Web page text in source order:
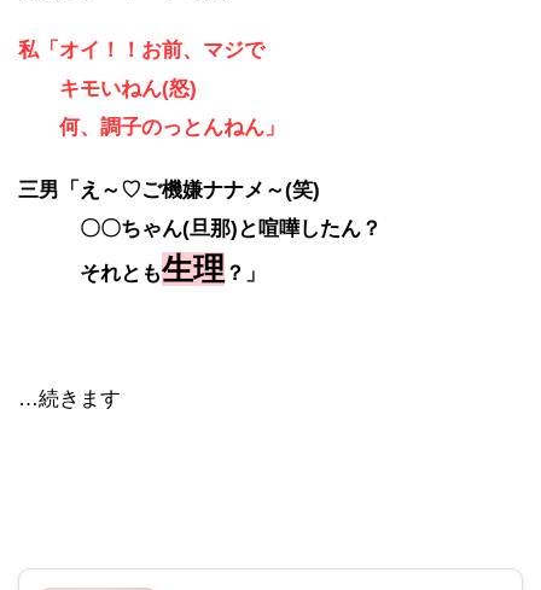
私「オイ！！お前、マジで
キモいねん(怒)
何、調子のっとんねん」
三男「え～♡ご機嫌ナナメ～(笑)
〇〇ちゃん(旦那)と喧嘩したん？
それとも生理 ？」
…続きます